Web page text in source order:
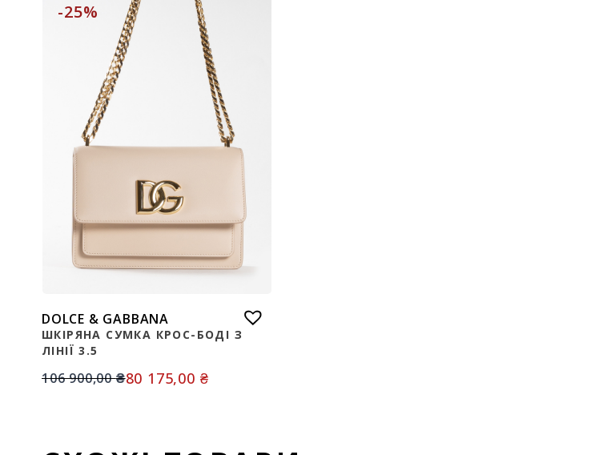
-25%
DOLCE & GABBANA
ШКІРЯНА СУМКА КРОС-БОДІ З
ЛІНІЇ 3.5
106 900,00₴80 175,00 ₴